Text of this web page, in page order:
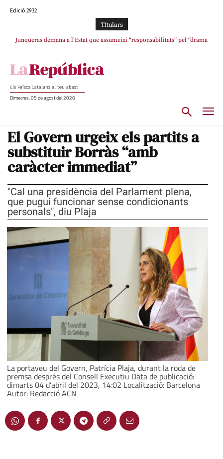
Edició 2932
TItulars
Junqueras demana a l’Estat que assumeixi “responsabilitats” pel “drama
L’abandonament de les seleccions catalanes per part de la UFEC
Els Països Catalans al teu abast
Dimecres, 05 de agost del 2026
El Govern urgeix els partits a
substituir Borràs “amb
caràcter immediat”
"Cal una presidència del Parlament plena,
que pugui funcionar sense condicionants
personals", diu Plaja
La portaveu del Govern, Patrícia Plaja, durant la roda de
premsa després del Consell Executiu Data de publicació:
dimarts 04 d’abril del 2023, 14:02 Localització: Barcelona
Autor: Redacció ACN